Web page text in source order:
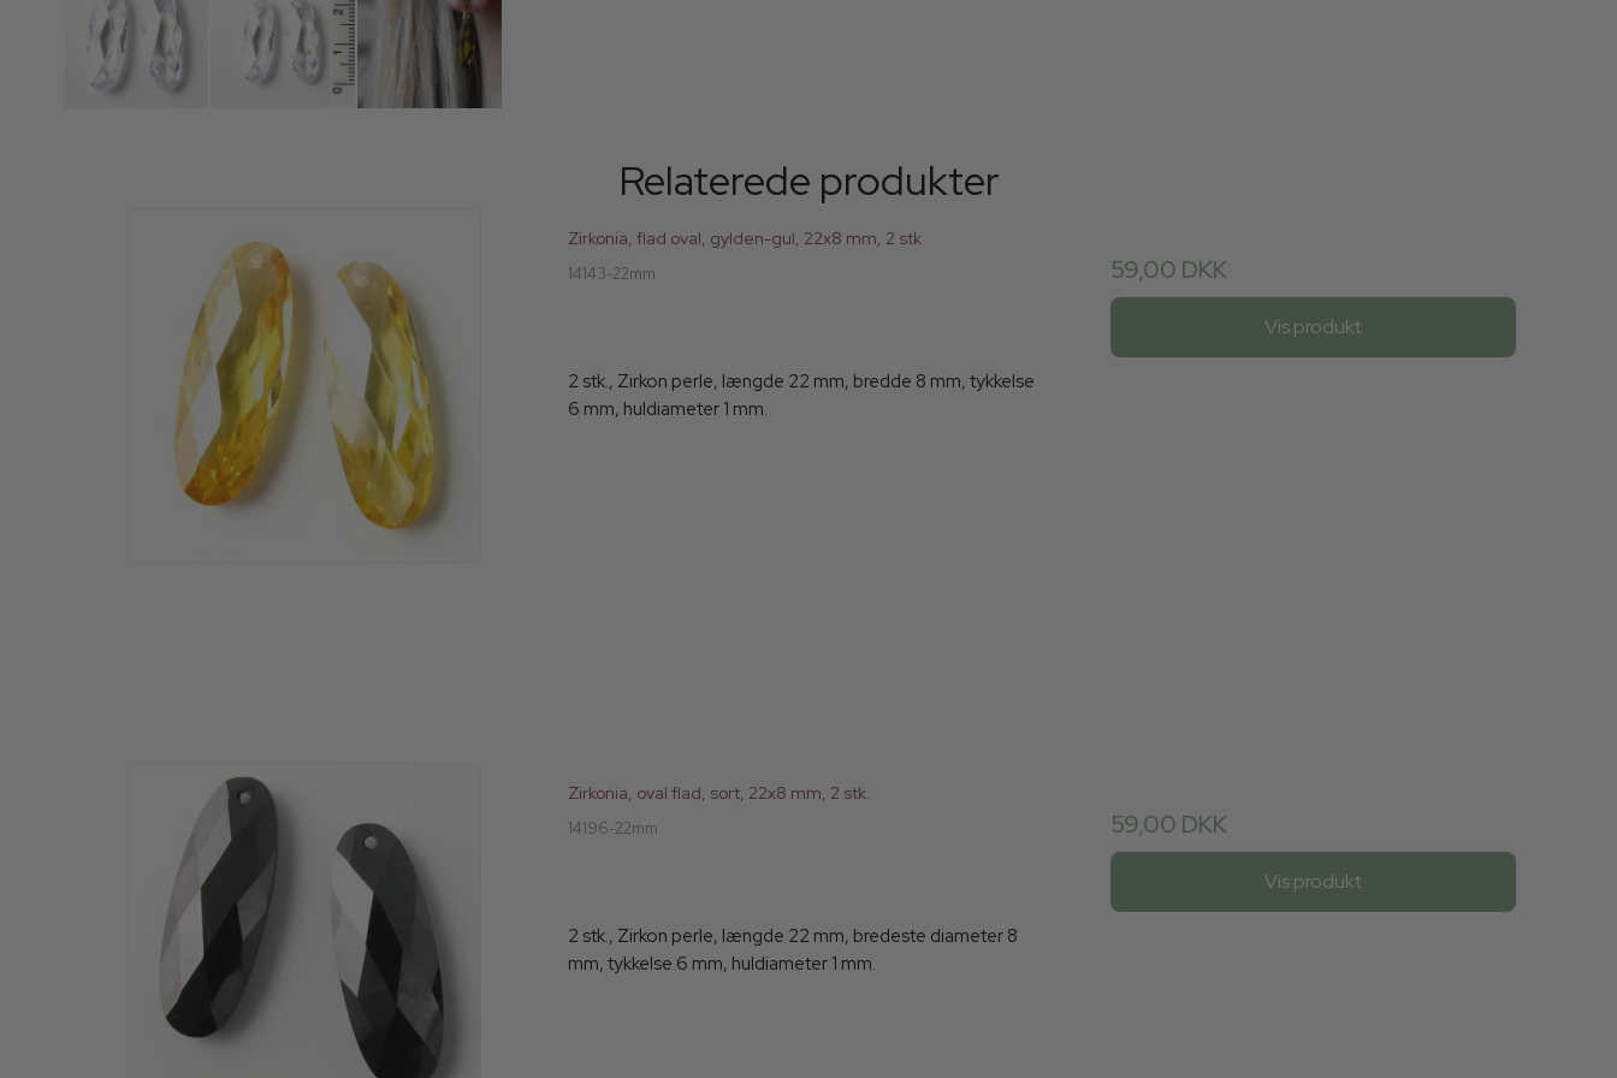
Relaterede produkter
Zirkonia, flad oval, gylden-gul, 22x8 mm, 2 stk
14143-22mm
2 stk., Zirkon perle, længde 22 mm, bredde 8 mm, tykkelse
6 mm, huldiameter 1 mm.
59,00 DKK
Vis produkt
Zirkonia, oval flad, sort, 22x8 mm, 2 stk.
14196-22mm
2 stk., Zirkon perle, længde 22 mm, bredeste diameter 8
mm, tykkelse 6 mm, huldiameter 1 mm.
59,00 DKK
Vis produkt